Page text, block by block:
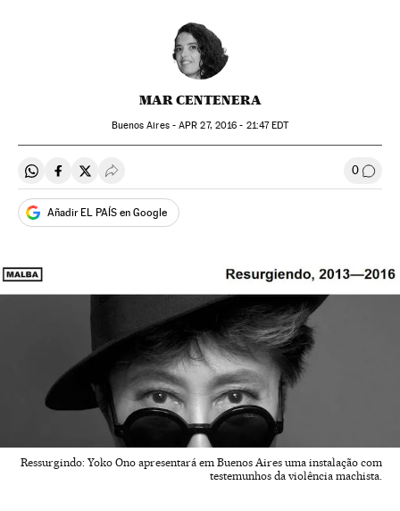
MAR CENTENERA
Buenos Aires -APR 27, 2016 - 21:47EDT
Compartir en Whatsapp
Compartir en Facebook
Compartir en Twitter
Desplegar Redes Sociales 0
Añadir EL PAÍS en Google
Ressurgindo: Yoko Ono apresentará em Buenos Aires uma instalação com
testemunhos da violência machista.